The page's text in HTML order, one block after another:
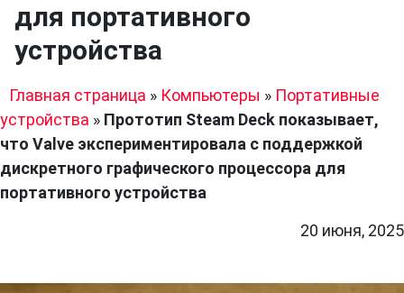
для портативного
устройства
Главная страница » Компьютеры » Портативные
устройства » Прототип Steam Deck показывает,
что Valve экспериментировала с поддержкой
дискретного графического процессора для
портативного устройства
20 июня, 2025